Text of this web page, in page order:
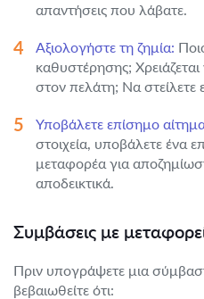
απαντήσεις που λάβατε.
Αξιολογήστε τη ζημία:
καθυστέρησης;
στον πελάτη; Να στείλετε
Υποβάλετε επίσημο
στοιχεία, υποβάλετε ένα
μεταφορέα για
αποδεικτικά.
Συμβάσεις με
Πριν υπογράψετε μια
βεβαιωθείτε ότι: